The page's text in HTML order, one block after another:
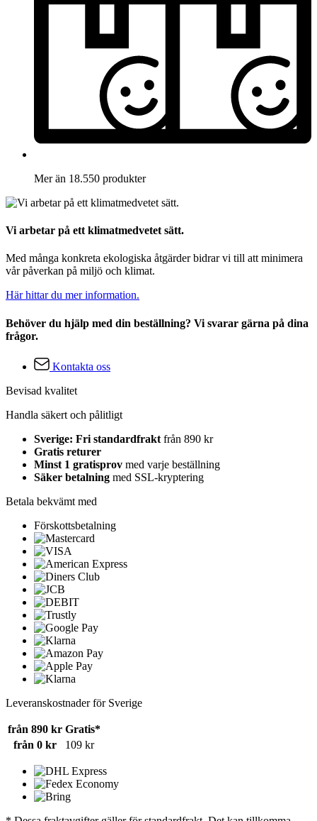
Mer än 18.550 produkter
Vi arbetar på ett klimatmedvetet sätt.
Med många konkreta ekologiska åtgärder bidrar vi till att minimera
vår påverkan på miljö och klimat.
Här hittar du mer information.
Behöver du hjälp med din beställning? Vi svarar gärna på dina
frågor.
Kontakta oss
Bevisad kvalitet
Handla säkert och pålitligt
Sverige: Fri standardfrakt från 890 kr
Gratis returer
Minst 1 gratisprov med varje beställning
Säker betalning med SSL-kryptering
Betala bekvämt med
Förskottsbetalning
Leveranskostnader för Sverige
från 890 kr Gratis*
från 0 kr
109 kr